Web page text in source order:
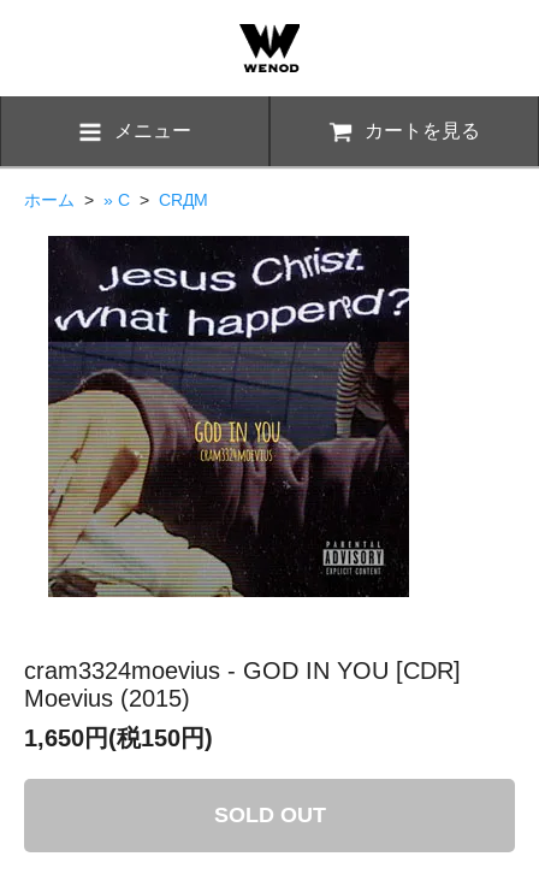
メニュー カートを見る
ホーム > » C > CRДM
cram3324moevius - GOD IN YOU [CDR]
Moevius (2015)
1,650円(税150円)
SOLD OUT